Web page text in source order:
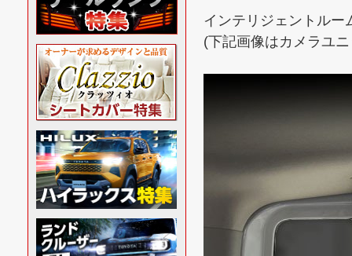
インテリジェントルー
(下記画像はカメラユ